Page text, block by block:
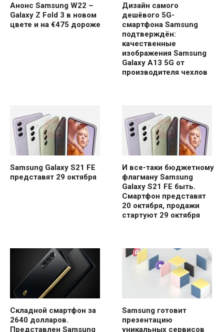
Анонс Samsung W22 –
Galaxy Z Fold 3 в новом
цвете и на €475 дороже
Дизайн самого
дешёвого 5G-
смартфона Samsung
подтверждён:
качественные
изображения Samsung
Galaxy A13 5G от
производителя чехлов
Samsung Galaxy S21 FE
представят 29 октября
И все-таки бюджетному
флагману Samsung
Galaxy S21 FE быть.
Смартфон представят
20 октября, продажи
стартуют 29 октября
Складной смартфон за
2640 долларов.
Представлен Samsung
Samsung готовит
презентацию
уникальных сервисов